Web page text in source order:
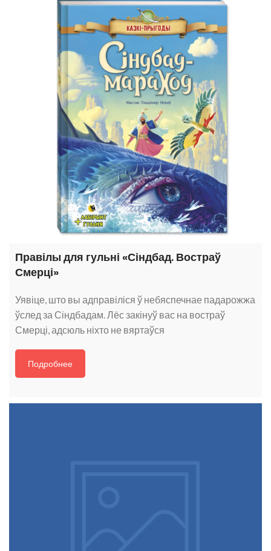
Правілы для гульні «Сіндбад. Востраў
Смерці»
Уявіце, што вы адправіліся ў небяспечнае падарожжа
ўслед за Сіндбадам. Лёс закінуў вас на востраў
Смерці, адсюль ніхто не вяртаўся
Подробнее